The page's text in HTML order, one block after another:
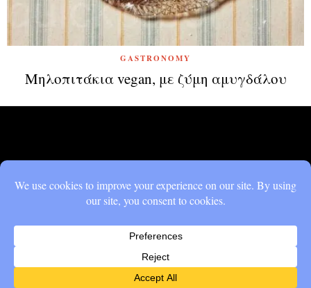
GASTRONOMY
Μηλοπιτάκια vegan, με ζύμη αμυγδάλου